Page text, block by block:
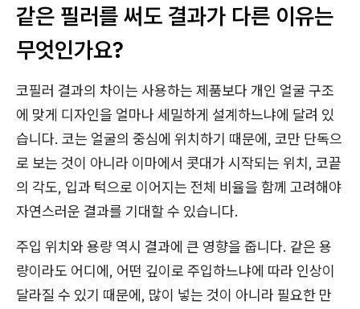
같은 필러를 써도 결과가 다른 이유는
무엇인가요?
코필러 결과의 차이는 사용하는 제품보다 개인 얼굴 구조
에 맞게 디자인을 얼마나 세밀하게 설계하느냐에 달려 있
습니다. 코는 얼굴의 중심에 위치하기 때문에, 코만 단독으
로 보는 것이 아니라 이마에서 콧대가 시작되는 위치, 코끝
의 각도, 입과 턱으로 이어지는 전체 비율을 함께 고려해야
자연스러운 결과를 기대할 수 있습니다.
주입 위치와 용량 역시 결과에 큰 영향을 줍니다. 같은 용
량이라도 어디에, 어떤 깊이로 주입하느냐에 따라 인상이
달라질 수 있기 때문에, 많이 넣는 것이 아니라 필요한 만